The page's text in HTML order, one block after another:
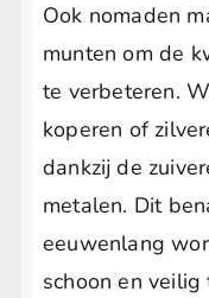
Ook nomaden
munten om de
te verbeteren.
koperen of
dankzij de
metalen. Dit
eeuwenlang
schoon en veilig